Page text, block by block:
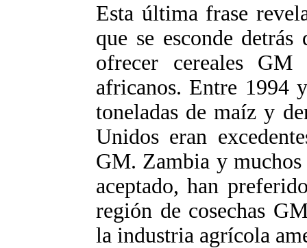
Esta última frase
que se esconde
ofrecer cereales
africanos. Entre 1994
toneladas de maíz y
Unidos eran
GM. Zambia y muchos
aceptado, han
región de cosechas
la industria agrícola